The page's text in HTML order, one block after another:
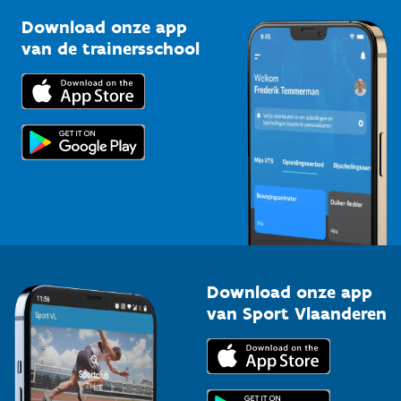
Bedrijven
Trainers en begeleiders
Topsporters
Kennisplatform
Downloads
Voor de pers
Download onze app
van de trainersschool
Download onze app
van Sport Vlaanderen